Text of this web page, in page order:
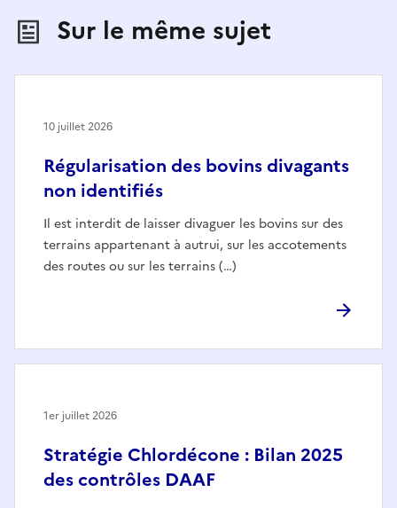
Sur le même sujet
Régularisation des bovins divagants
non identifiés
Il est interdit de laisser divaguer les bovins sur des
terrains appartenant à autrui, sur les accotements
des routes ou sur les terrains (…)
10 juillet 2026
Stratégie Chlordécone : Bilan 2025
des contrôles DAAF
1er juillet 2026